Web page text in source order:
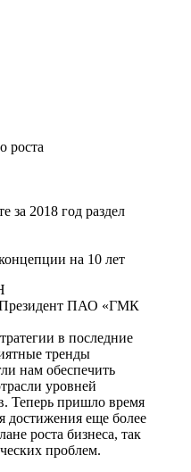
роста
за 2018 год раздел
на 10 лет
ПАО «ГМК
в последние
тренды
нам обеспечить
уровней
Теперь пришло время
достижения еще более
роста бизнеса, так
проблем.